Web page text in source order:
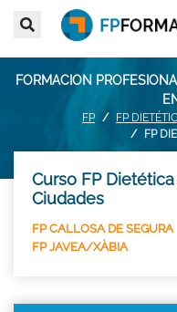
FORMACION
FP
FP
FP
Curso FP
Ciudades
FP CALLOSA DE SEGURA
FP JAVEA/XÀBIA